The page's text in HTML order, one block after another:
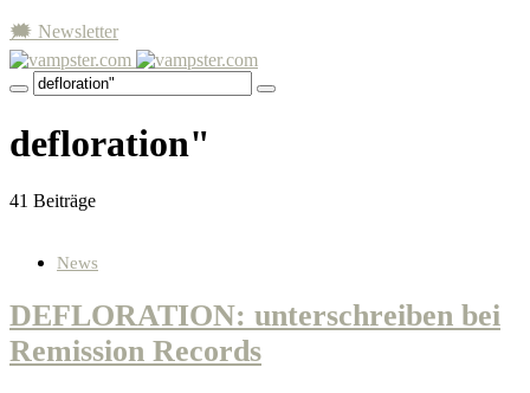
🗯 Newsletter
defloration"
41 Beiträge
News
DEFLORATION: unterschreiben bei
Remission Records